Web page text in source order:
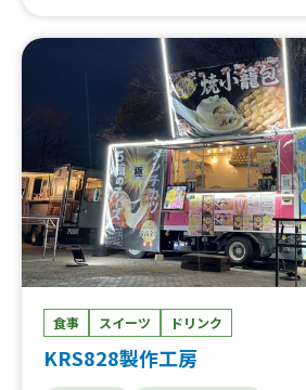
食事 スイーツ ドリンク
KRS828製作工房